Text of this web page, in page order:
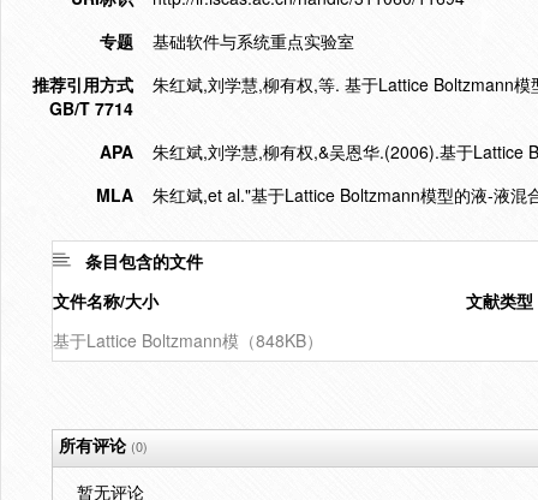
专题
基础软件与系统重点实验室
推荐引用方式
GB/T 7714
朱红斌,刘学慧,柳有权,等. 基于Lattice Boltzmann
APA
朱红斌,刘学慧,柳有权,&吴恩华.(2006).基于Lattice
MLA
朱红斌,et al."基于Lattice Boltzmann模型的液-液混
条目包含的文件
文件名称/大小
文献类型
基于Lattice Boltzmann模（848KB）
所有评论(0)
暂无评论